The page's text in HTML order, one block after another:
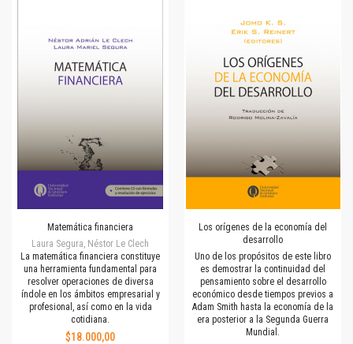
Matemática financiera
Laura Segura, Néstor Le Clech
La matemática financiera constituye
una herramienta fundamental para
resolver operaciones de diversa
índole en los ámbitos em­presarial y
profesional, así como en la vida
cotidiana.
$18.000,00
Los orígenes de la economía del
desarrollo
Uno de los propósitos de este libro
es demostrar la continuidad del
pensamiento sobre el desarrollo
económico desde tiempos previos a
Adam Smith hasta la economía de la
era posterior a la Segunda Guerra
Mundial.